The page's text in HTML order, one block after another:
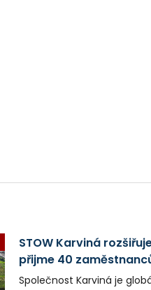
STOW Karviná
přijme 40
Společnost Karviná je